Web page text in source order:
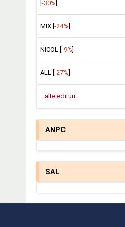
-30%
MIX [ -24%
NICOL [ -9%
ALL [ -27%
...alte edituri
ANPC
SAL